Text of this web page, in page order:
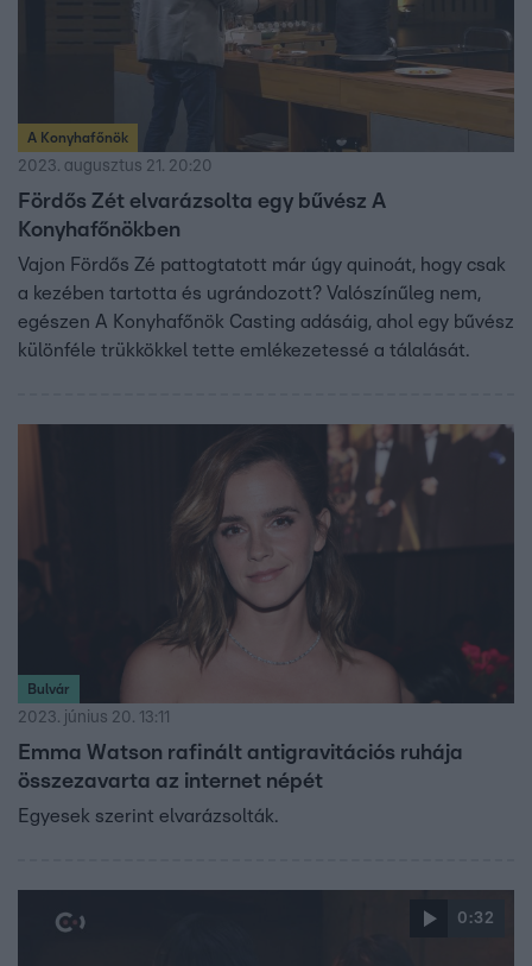
A Konyhafőnök
2023. augusztus 21. 20:20
Fördős Zét elvarázsolta egy bűvész A
Konyhafőnökben
Vajon Fördős Zé pattogtatott már úgy quinoát, hogy csak
a kezében tartotta és ugrándozott? Valószínűleg nem,
egészen A Konyhafőnök Casting adásáig, ahol egy bűvész
különféle trükkökkel tette emlékezetessé a tálalását.
Bulvár
2023. június 20. 13:11
Emma Watson rafinált antigravitációs ruhája
összezavarta az internet népét
Egyesek szerint elvarázsolták.
0:32